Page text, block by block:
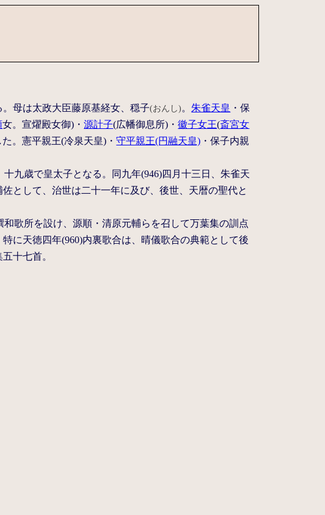
母は太政大臣藤原基経女、穏子(おんし) 。朱雀天皇 ・保
女。宣燿殿女御)・源計子(広幡御息所)・徽子女王(斎宮女
。憲平親王(冷泉天皇)・守平親王(円融天皇) ・保子内親
九歳で皇太子となる。同九年(946)四月十三日、朱雀天
佐として、治世は二十一年に及び、後世、天暦の聖代と
歌所を設け、源順・清原元輔らを召して万葉集の訓点
に天徳四年(960)内裏歌合は、晴儀歌合の典範として後
十七首。